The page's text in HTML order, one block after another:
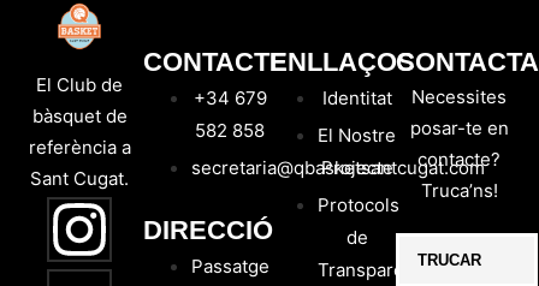
El Club de
bàsquet de
referència a
Sant Cugat.
CONTACTE
+34 679
582 858
secretaria@qbasketsantcugat.com
DIRECCIÓ
Passatge
ENLLAÇOS
Identitat
El Nostre
Projecte
Protocols
de
Transparència
Necessites
posar-te en
contacte?
Truca’ns!
TRUCAR